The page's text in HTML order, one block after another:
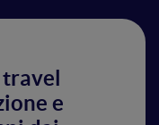
e